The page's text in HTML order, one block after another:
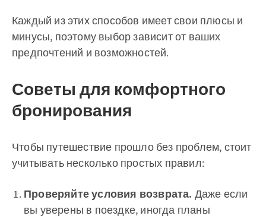
Каждый из этих способов имеет свои плюсы и
минусы, поэтому выбор зависит от ваших
предпочтений и возможностей.
Советы для комфортного
бронирования
Чтобы путешествие прошло без проблем, стоит
учитывать несколько простых правил:
Проверяйте условия возврата. Даже если
вы уверены в поездке, иногда планы